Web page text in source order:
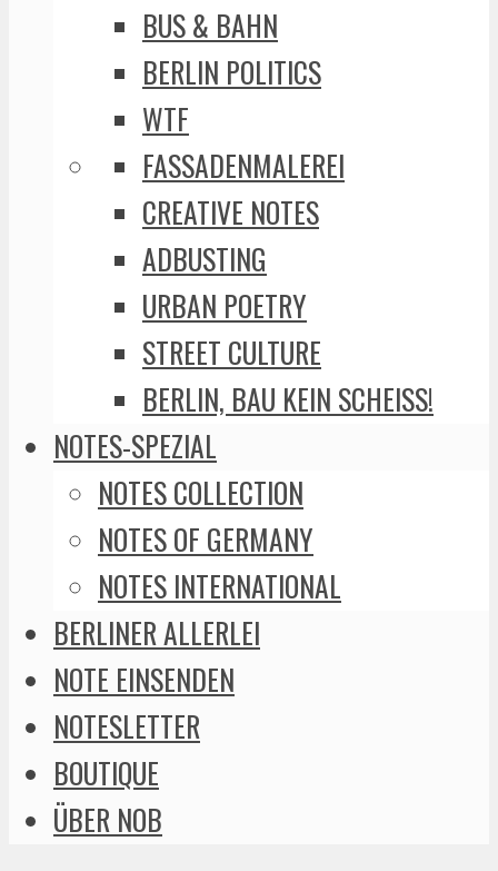
BUS & BAHN
BERLIN POLITICS
WTF
FASSADENMALEREI
CREATIVE NOTES
ADBUSTING
URBAN POETRY
STREET CULTURE
BERLIN, BAU KEIN SCHEISS!
NOTES-SPEZIAL
NOTES COLLECTION
NOTES OF GERMANY
NOTES INTERNATIONAL
BERLINER ALLERLEI
NOTE EINSENDEN
NOTESLETTER
BOUTIQUE
ÜBER NOB